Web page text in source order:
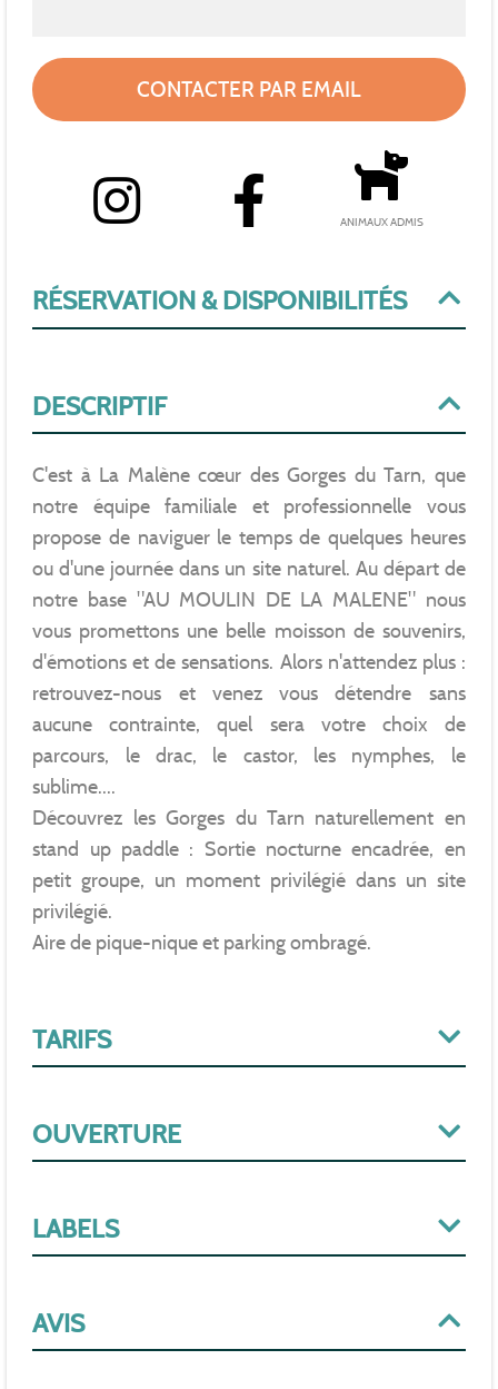
RÉSERVATION & DISPONIBILITÉS
DESCRIPTIF
C'est à La Malène cœur des Gorges du Tarn, que
notre équipe familiale et professionnelle vous
propose de naviguer le temps de quelques heures
ou d'une journée dans un site naturel. Au départ de
notre base "AU MOULIN DE LA MALENE" nous
vous promettons une belle moisson de souvenirs,
d'émotions et de sensations. Alors n'attendez plus :
retrouvez-nous et venez vous détendre sans
aucune contrainte, quel sera votre choix de
parcours, le drac, le castor, les nymphes, le
sublime....
Découvrez les Gorges du Tarn naturellement en
stand up paddle : Sortie nocturne encadrée, en
petit groupe, un moment privilégié dans un site
privilégié.
Aire de pique-nique et parking ombragé.
TARIFS
OUVERTURE
LABELS
AVIS
CONTACTER PAR EMAIL
ANIMAUX ADMIS